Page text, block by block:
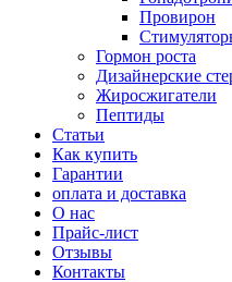
Провирон
Гормон роста
Дизайнерские
Жиросжигатели
Пептиды
Статьи
Как купить
Гарантии
оплата и доставка
О нас
Прайс-лист
Отзывы
Контакты